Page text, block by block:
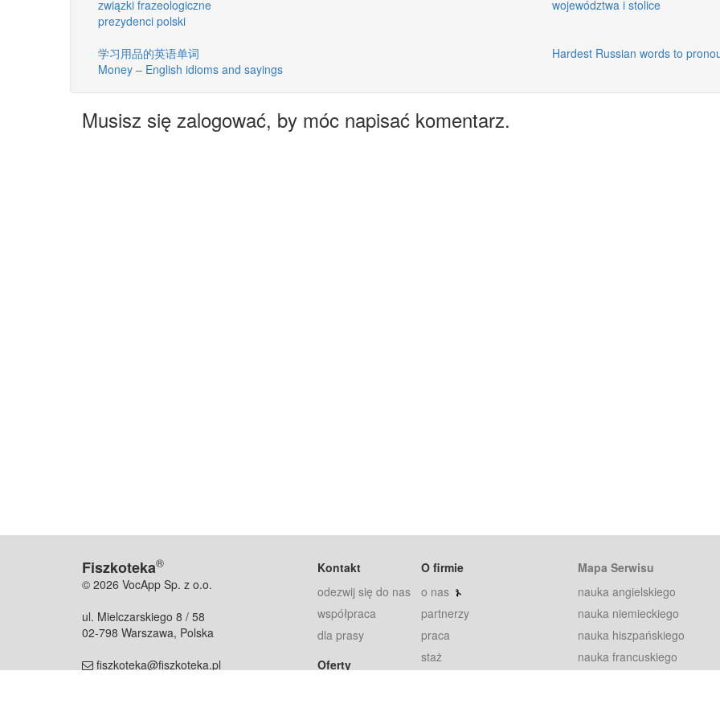
związki frazeologiczne
województwa i stolice
prezydenci polski
学习用品的英语单词
Hardest Russian words to
Money – English idioms and sayings
Musisz się zalogować, by móc napisać komentarz.
Fiszkoteka®
© 2026 VocApp Sp. z o.o.
ul. Mielczarskiego 8 / 58
02-798 Warszawa, Polska
fiszkoteka@fiszkoteka.pl
Kontakt
odezwij się do nas
współpraca
dla prasy
Oferty
O firmie
o nas
partnerzy
praca
staż
Mapa Serwisu
nauka angielskiego
nauka niemieckiego
nauka hiszpańskiego
nauka francuskiego